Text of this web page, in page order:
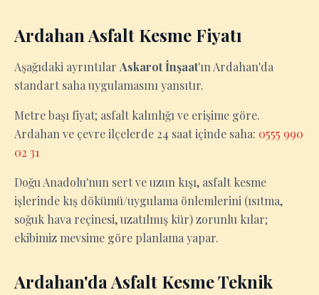
Ardahan Asfalt Kesme Fiyatı
Aşağıdaki ayrıntılar Askarot İnşaat'ın Ardahan'da
standart saha uygulamasını yansıtır.
Metre başı fiyat; asfalt kalınlığı ve erişime göre.
Ardahan ve çevre ilçelerde 24 saat içinde saha: 0555 990
02 31
Doğu Anadolu'nun sert ve uzun kışı, asfalt kesme
işlerinde kış dökümü/uygulama önlemlerini (ısıtma,
soğuk hava reçinesi, uzatılmış kür) zorunlu kılar;
ekibimiz mevsime göre planlama yapar.
Ardahan'da Asfalt Kesme Teknik